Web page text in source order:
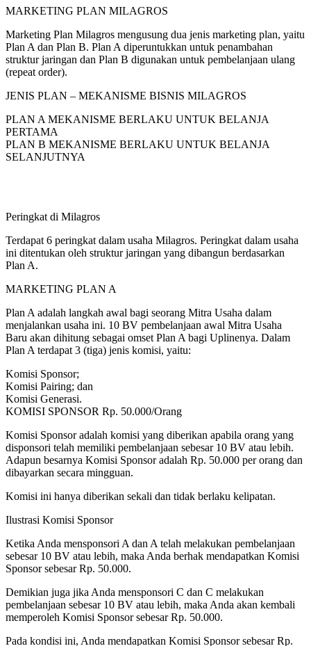
MARKETING PLAN MILAGROS
Marketing Plan Milagros mengusung dua jenis marketing plan, yaitu
Plan A dan Plan B. Plan A diperuntukkan untuk penambahan
struktur jaringan dan Plan B digunakan untuk pembelanjaan ulang
(repeat order).
JENIS PLAN – MEKANISME BISNIS MILAGROS
PLAN A MEKANISME BERLAKU UNTUK BELANJA
PERTAMA
PLAN B MEKANISME BERLAKU UNTUK BELANJA
SELANJUTNYA
Peringkat di Milagros
Terdapat 6 peringkat dalam usaha Milagros. Peringkat dalam usaha
ini ditentukan oleh struktur jaringan yang dibangun berdasarkan
Plan A.
MARKETING PLAN A
Plan A adalah langkah awal bagi seorang Mitra Usaha dalam
menjalankan usaha ini. 10 BV pembelanjaan awal Mitra Usaha
Baru akan dihitung sebagai omset Plan A bagi Uplinenya. Dalam
Plan A terdapat 3 (tiga) jenis komisi, yaitu:
Komisi Sponsor;
Komisi Pairing; dan
Komisi Generasi.
KOMISI SPONSOR Rp. 50.000/Orang
Komisi Sponsor adalah komisi yang diberikan apabila orang yang
disponsori telah memiliki pembelanjaan sebesar 10 BV atau lebih.
Adapun besarnya Komisi Sponsor adalah Rp. 50.000 per orang dan
dibayarkan secara mingguan.
Komisi ini hanya diberikan sekali dan tidak berlaku kelipatan.
Ilustrasi Komisi Sponsor
Ketika Anda mensponsori A dan A telah melakukan pembelanjaan
sebesar 10 BV atau lebih, maka Anda berhak mendapatkan Komisi
Sponsor sebesar Rp. 50.000.
Demikian juga jika Anda mensponsori C dan C melakukan
pembelanjaan sebesar 10 BV atau lebih, maka Anda akan kembali
memperoleh Komisi Sponsor sebesar Rp. 50.000.
Pada kondisi ini, Anda mendapatkan Komisi Sponsor sebesar Rp.